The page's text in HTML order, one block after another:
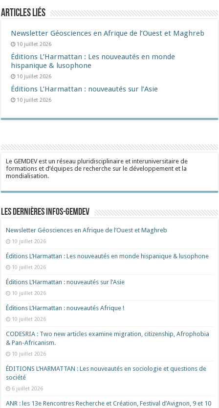
Articles liés
Newsletter Géosciences en Afrique de l’Ouest et Maghreb
10 juillet 2026
Éditions L’Harmattan : Les nouveautés en monde
hispanique & lusophone
10 juillet 2026
Éditions L’Harmattan : nouveautés sur l’Asie
10 juillet 2026
Le GEMDEV est un réseau pluridisciplinaire et interuniversitaire de
formations et d’équipes de recherche sur le développement et la
mondialisation.
Les dernières Infos-Gemdev
Newsletter Géosciences en Afrique de l’Ouest et Maghreb
10 juillet 2026
Éditions L’Harmattan : Les nouveautés en monde hispanique & lusophone
10 juillet 2026
Éditions L’Harmattan : nouveautés sur l’Asie
10 juillet 2026
Éditions L’Harmattan : nouveautés Afrique !​
10 juillet 2026
CODESRIA : Two new articles examine migration, citizenship, Afrophobia
& Pan-Africanism.
10 juillet 2026
ÉDITIONS L’HARMATTAN : Les nouveautés en sociologie et questions de
société
6 juillet 2026
ANR : les 13e Rencontres Recherche et Création, Festival d’Avignon, 9 et 10